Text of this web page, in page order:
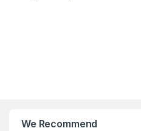
We Recommend